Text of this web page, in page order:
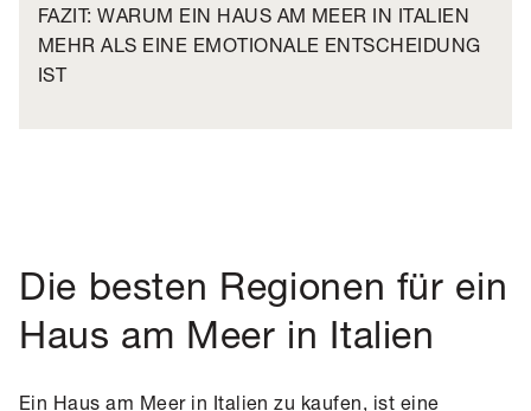
FAZIT: WARUM EIN HAUS AM MEER IN ITALIEN
MEHR ALS EINE EMOTIONALE ENTSCHEIDUNG
IST
Die besten Regionen für ein
Haus am Meer in Italien
Ein Haus am Meer in Italien zu kaufen, ist eine